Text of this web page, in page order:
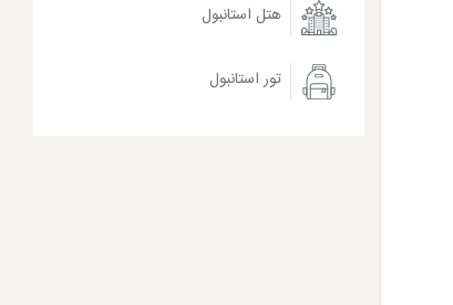
هتل استانبول
تور استانبول